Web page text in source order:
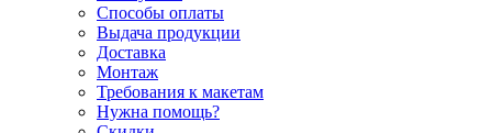
Способы оплаты
Выдача продукции
Доставка
Монтаж
Требования к макетам
Нужна помощь?